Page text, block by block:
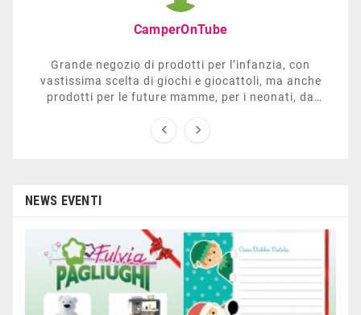
CamperOnTube
Grande negozio di prodotti per l’infanzia, con
vastissima scelta di giochi e giocattoli, ma anche
prodotti per le future mamme, per i neonati, da
sezione dedicata all’arredo giardino, giochi all’aperto,
 
NEWS EVENTI